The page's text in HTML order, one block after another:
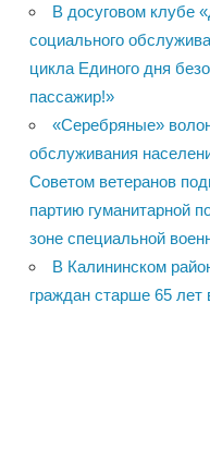
В досуговом клубе
социального
цикла Единого дня
пассажир!»
«Серебряные»
обслуживания
Советом ветеранов
партию гуманитарной
зоне специальной
В Калининском
граждан старше 65